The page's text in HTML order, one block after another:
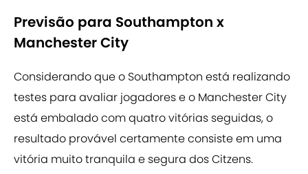
Previsão para Southampton x
Manchester City
Considerando que o Southampton está realizando
testes para avaliar jogadores e o Manchester City
está embalado com quatro vitórias seguidas, o
resultado provável certamente consiste em uma
vitória muito tranquila e segura dos Citzens.